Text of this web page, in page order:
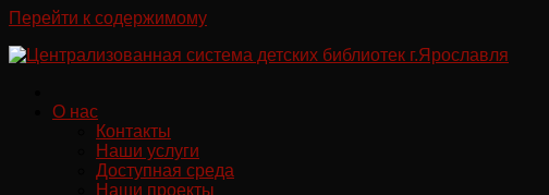
Перейти к содержимому
О нас
Контакты
Наши услуги
Доступная среда
Наши проекты